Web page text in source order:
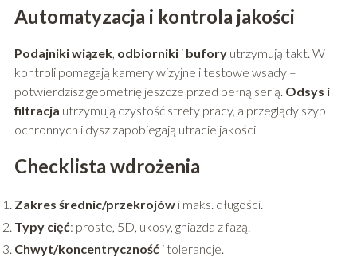
Automatyzacja i kontrola jakości
Podajniki wiązek, odbiornikii buforyutrzymują takt. W
kontroli pomagają kamery wizyjne i testowe wsady –
potwierdzisz geometrię jeszcze przed pełną serią. Odsys i
filtracja utrzymują czystość strefy pracy, a przeglądy szyb
ochronnych i dysz zapobiegają utracie jakości.
Checklista wdrożenia
Zakres średnic/przekrojówi maks. długości.
Typy cięć: proste, 5D, ukosy, gniazda z fazą.
Chwyt/koncentrycznośći tolerancje.